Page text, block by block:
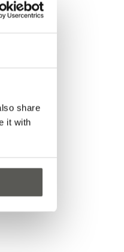
share
it with